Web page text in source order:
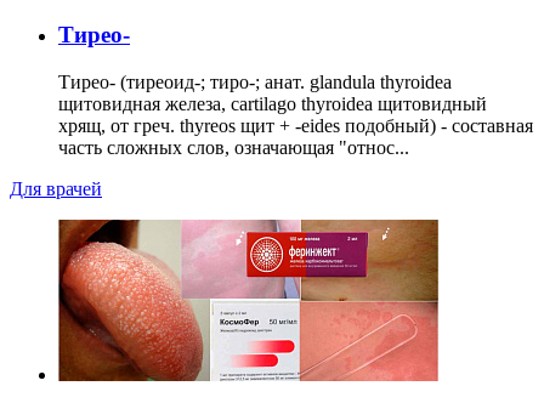
Тирео-
Тирео- (тиреоид-; тиро-; анат. glandula thyroidea
щитовидная железа, cartilago thyroidea щитовидный
хрящ, от греч. thyreos щит + -eides подобный) - составная
часть сложных слов, означающая "относ...
Для врачей